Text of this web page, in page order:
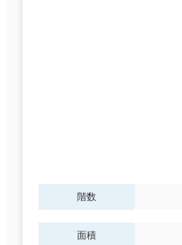
階数
面積